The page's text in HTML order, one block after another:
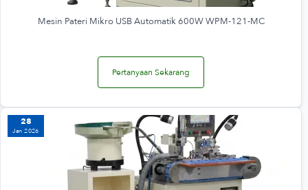
Mesin Pateri Mikro USB Automatik 600W WPM-121-MC
Pertanyaan Sekarang
28
Jan 2026